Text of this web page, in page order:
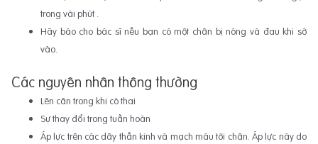
trong vài phút .
Hãy báo cho bác sĩ nếu bạn có một chân bị nóng và đau khi sờ
vào.
Các nguyên nhân thông thường
Lên cân trong khi có thai
Sự thay đổi trong tuần hoàn
Áp lực trên các dây thần kinh và mạch máu tới chân. Áp lực này do